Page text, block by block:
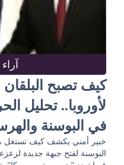
كيف تصبح
لأوروبا.. تحليل
في البوسنة
خبير أمني يكشف كيف تستغل
البوسنة لفتح جبهة جديدة